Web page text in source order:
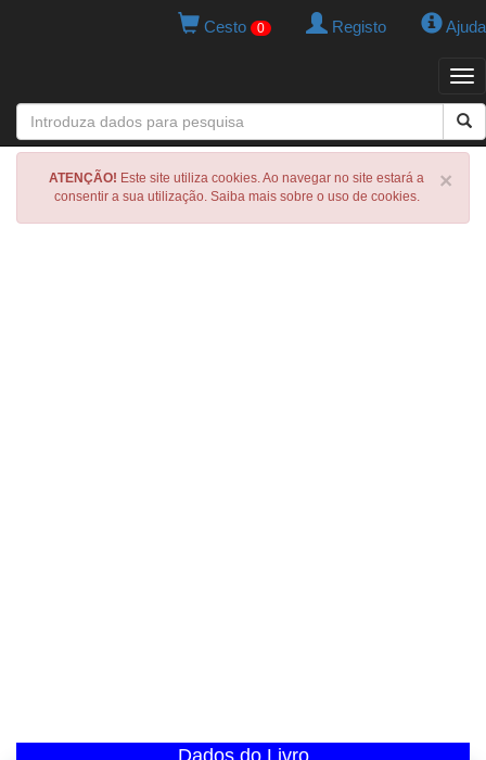
Cesto 0 Registo Ajuda
×
ATENÇÃO! Este site utiliza cookies. Ao navegar no site estará a
consentir a sua utilização. Saiba mais sobre o uso de cookies.
Dados do Livro